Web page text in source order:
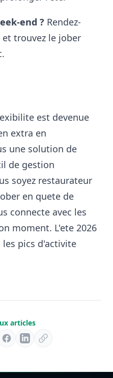
end ? Rendez-
et trouvez le jober
est devenue
extra en
une solution de
de gestion
soyez restaurateur
en quete de
connecte avec les
moment. L'ete 2026
les pics d'activite
articles